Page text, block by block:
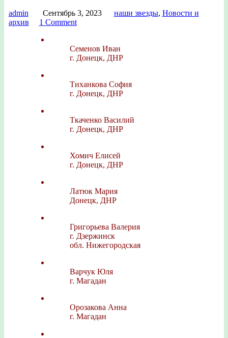
admin Сентябрь 3, 2023 наши звезды, Новости и
архив
1 Comment
Семенов Иван
г. Донецк, ДНР
Тиханкова София
г. Донецк, ДНР
Ткаченко Василий
г. Донецк, ДНР
Хомич Елисей
г. Донецк, ДНР
Латюк Мария
Донецк, ДНР
Григорьева Валерия
г. Дзержинск
обл. Нижегородская
Варчук Юля
г. Магадан
Орозакова Анна
г. Магадан